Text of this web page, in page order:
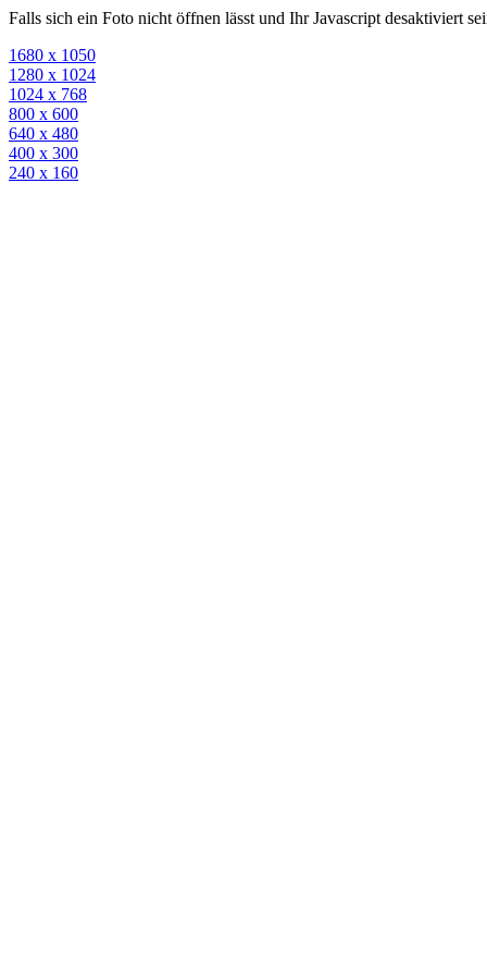
Falls sich ein Foto nicht öffnen lässt und Ihr Javascript desaktiviert
1680 x 1050
1280 x 1024
1024 x 768
800 x 600
640 x 480
400 x 300
240 x 160